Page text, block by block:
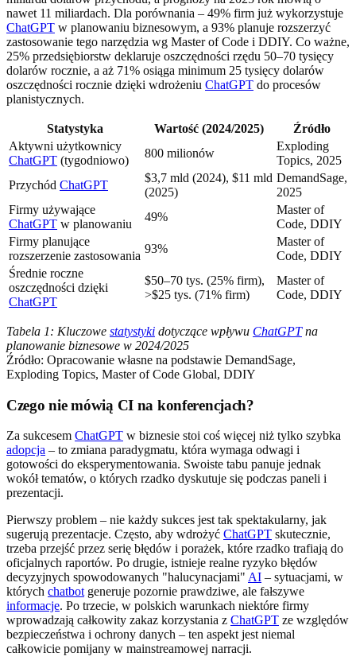
nawet 11 miliardach. Dla porównania – 49% firm już wykorzystuje
ChatGPT w planowaniu biznesowym, a 93% planuje rozszerzyć
zastosowanie tego narzędzia wg Master of Code i DDIY. Co ważne,
25% przedsiębiorstw deklaruje oszczędności rzędu 50–70 tysięcy
dolarów rocznie, a aż 71% osiąga minimum 25 tysięcy dolarów
oszczędności rocznie dzięki wdrożeniu ChatGPT do procesów
planistycznych.
Statystyka Wartość (2024/2025)
Źródło
Aktywni użytkownicy
ChatGPT (tygodniowo)
800 milionów
Exploding
Topics, 2025
Przychód ChatGPT
$3,7 mld (2024), $11 mld
(2025)
DemandSage,
2025
Firmy używające
ChatGPT w planowaniu
49%
Master of
Code, DDIY
Firmy planujące
rozszerzenie zastosowania
93%
Master of
Code, DDIY
Średnie roczne
oszczędności dzięki
ChatGPT
$50–70 tys. (25% firm),
>$25 tys. (71% firm)
Master of
Code, DDIY
Tabela 1: Kluczowe statystyki dotyczące wpływu ChatGPTna
planowanie biznesowe w 2024/2025
Źródło: Opracowanie własne na podstawie DemandSage,
Exploding Topics, Master of Code Global, DDIY
Czego nie mówią CI na konferencjach?
Za sukcesem ChatGPT w biznesie stoi coś więcej niż tylko szybka
adopcja – to zmiana paradygmatu, która wymaga odwagi i
gotowości do eksperymentowania. Swoiste tabu panuje jednak
wokół tematów, o których rzadko dyskutuje się podczas paneli i
prezentacji.
Pierwszy problem – nie każdy sukces jest tak spektakularny, jak
sugerują prezentacje. Często, aby wdrożyć ChatGPT skutecznie,
trzeba przejść przez serię błędów i porażek, które rzadko trafiają do
oficjalnych raportów. Po drugie, istnieje realne ryzyko błędów
decyzyjnych spowodowanych "halucynacjami" AI – sytuacjami, w
których chatbot generuje pozornie prawdziwe, ale fałszywe
informacje. Po trzecie, w polskich warunkach niektóre firmy
wprowadzają całkowity zakaz korzystania z ChatGPT ze względów
bezpieczeństwa i ochrony danych – ten aspekt jest niemal
całkowicie pomijany w mainstreamowej narracji.